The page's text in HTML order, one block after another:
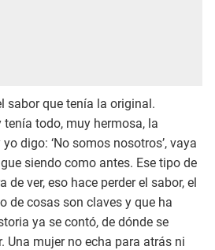
sabor que tenía la original.
todo, muy hermosa, la
digo: ‘No somos nosotros’, vaya
siendo como antes. Ese tipo de
de ver, eso hace perder el sabor, el
de cosas son claves y que ha
ya se contó, de dónde se
Una mujer no echa para atrás ni